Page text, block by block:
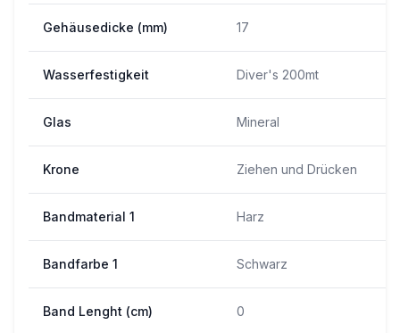
Gehäusedicke (mm) 17
Wasserfestigkeit Diver's 200mt
Glas Mineral
Krone Ziehen und Drücken
Bandmaterial 1 Harz
Bandfarbe 1 Schwarz
Band Lenght (cm) 0